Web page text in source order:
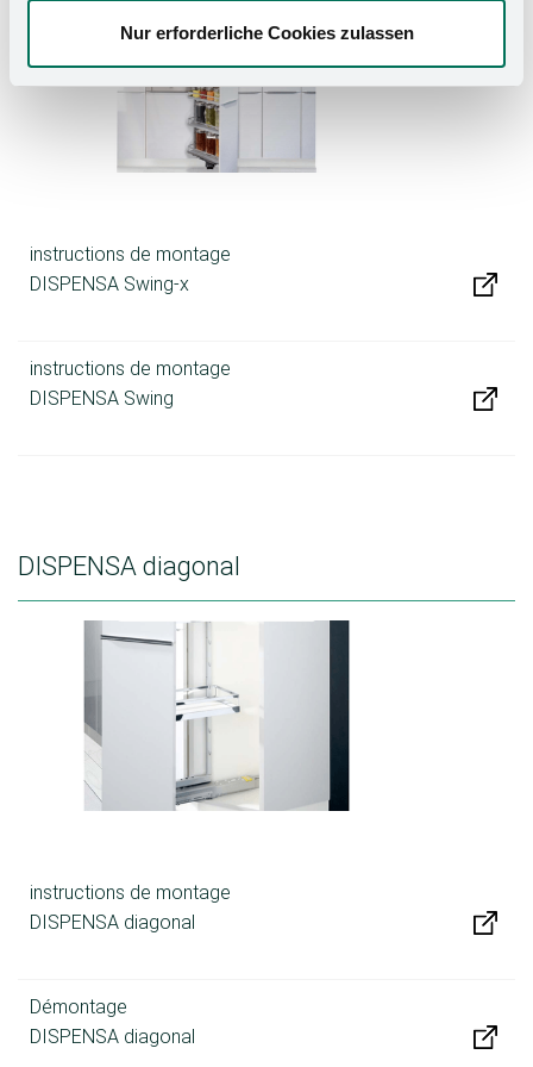
Nur erforderliche Cookies zulassen
instructions de montage
DISPENSA Swing-x
instructions de montage
DISPENSA Swing
DISPENSA diagonal
instructions de montage
DISPENSA diagonal
Démontage
DISPENSA diagonal